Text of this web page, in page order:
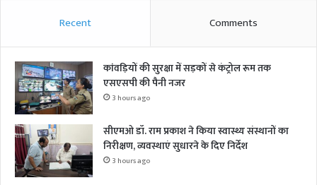
Recent Comments
कांवड़ियों की सुरक्षा में सड़कों से कंट्रोल रूम तक
एसएसपी की पैनी नजर
3 hours ago
सीएमओ डॉ. राम प्रकाश ने किया स्वास्थ्य संस्थानों का
निरीक्षण, व्यवस्थाएं सुधारने के दिए निर्देश
3 hours ago